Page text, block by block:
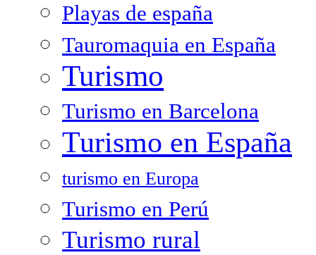
Playas de españa
Tauromaquia en España
Turismo
Turismo en Barcelona
Turismo en España
turismo en Europa
Turismo en Perú
Turismo rural